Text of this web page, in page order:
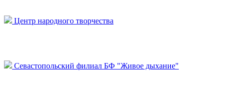
Центр народного творчества
Севастопольский филиал БФ "Живое дыхание"